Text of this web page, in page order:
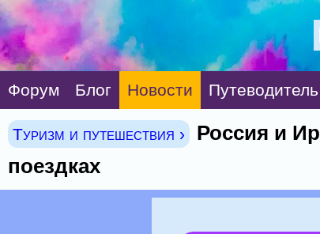
Форум Блог Новости Путеводитель
Туризм и путешествия ›
Россия и
поездках